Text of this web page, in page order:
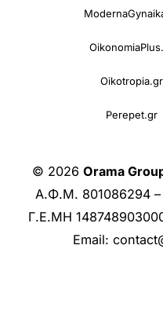
Oikotropia.gr
Perepet.gr
© 2026 Orama
Α.Φ.Μ. 801086294 –
Γ.Ε.ΜΗ
Email: